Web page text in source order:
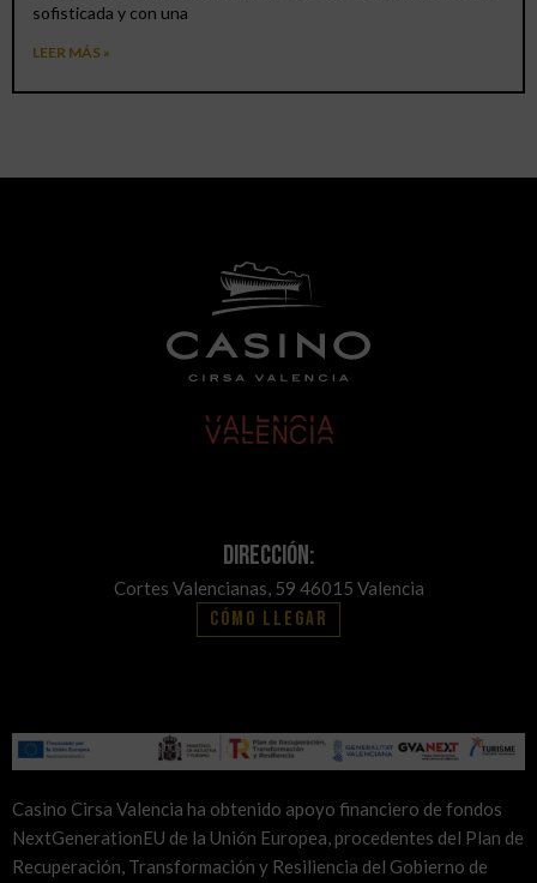
sofisticada y con una
LEER MÁS »
Dirección:
Cortes Valencianas, 59 46015 Valencia
Cómo llegar
Casino Cirsa Valencia ha obtenido apoyo financiero de fondos
NextGenerationEU de la Unión Europea, procedentes del Plan de
Recuperación, Transformación y Resiliencia del Gobierno de